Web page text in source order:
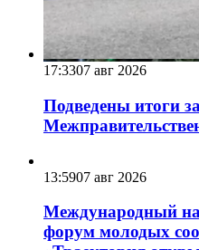
17:3307 авг 2026
Подведены итоги
13:5907 авг 2026
Международный
форум молодых